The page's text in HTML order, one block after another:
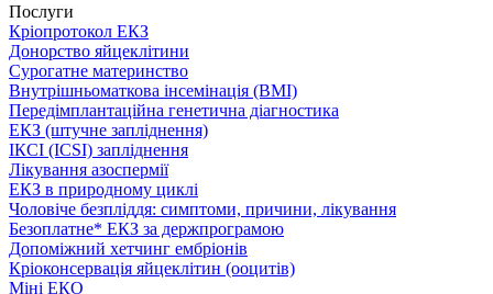
Послуги
Кріопротокол ЕКЗ
Донорство яйцеклітини
Сурогатне материнство
Внутрішньоматкова інсемінація (ВМІ)
Передімплантаційна генетична діагностика
ЕКЗ (штучне запліднення)
ІКСІ (ICSI) запліднення
Лікування азоспермії
ЕКЗ в природному циклі
Чоловіче безпліддя: симптоми, причини, лікування
Безоплатне* ЕКЗ за держпрограмою
Допоміжний хетчинг ембріонів
Кріоконсервація яйцеклітин (ооцитів)
Міні ЕКО